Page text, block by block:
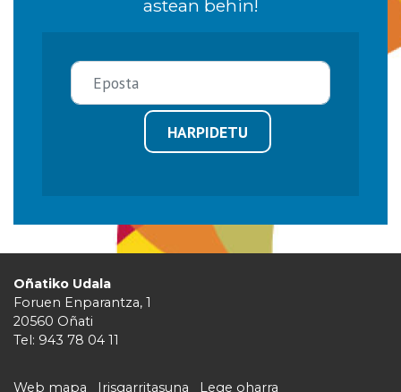
astean behin!
HARPIDETU
Oñatiko Udala
Foruen Enparantza, 1
20560 Oñati
Tel: 943 78 04 11
Web mapa Irisgarritasuna Lege oharra